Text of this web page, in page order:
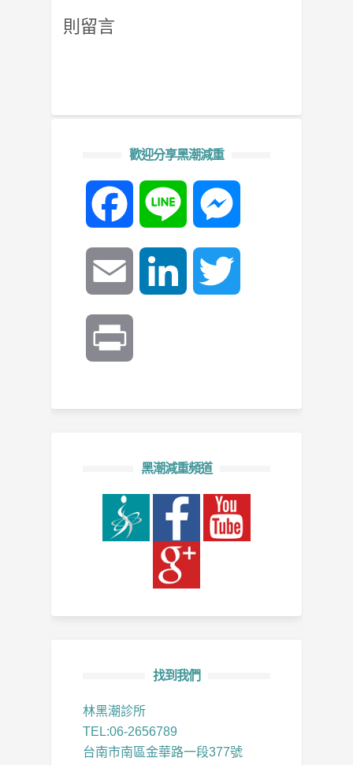
則留言
歡迎分享黑潮減重
Facebook Line
Email LinkedIn
黑潮減重頻道
找到我們
林黑潮診所
TEL:06-2656789
台南市南區金華路一段377號